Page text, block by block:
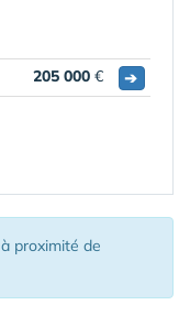
205 000 € ➔
à proximité de